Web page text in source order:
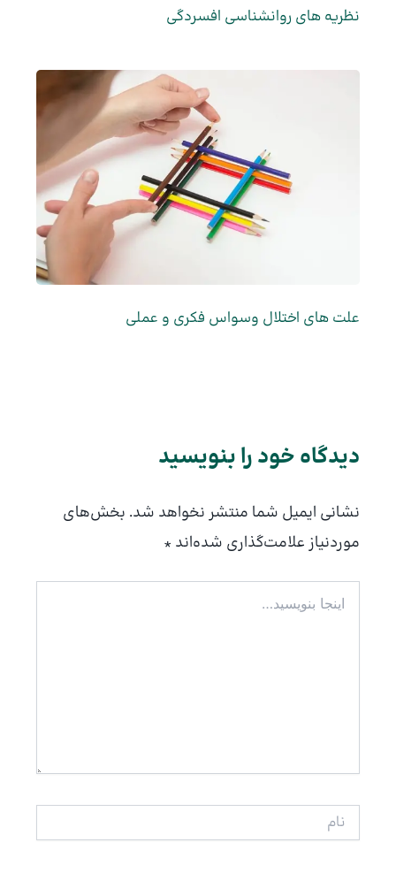
نظریه های روانشناسی افسردگی
علت های اختلال وسواس فکری و عملی
دیدگاه‌ خود را بنویسید
نشانی ایمیل شما منتشر نخواهد شد. بخش‌های
موردنیاز علامت‌گذاری شده‌اند *
اینجا
بنویسید…